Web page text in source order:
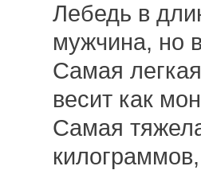
Лебедь в
мужчина, но
Самая
весит как
Самая